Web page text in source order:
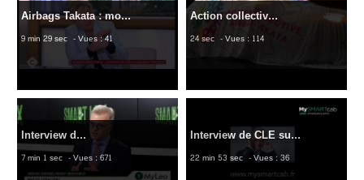
Airbags Takata : mo...
9 min 29 sec - Vues : 41
Action collectiv...
24 sec - Vues : 114
Interview d...
7 min 1 sec - Vues : 671
Interview de CLE su...
22 min 53 sec - Vues : 36